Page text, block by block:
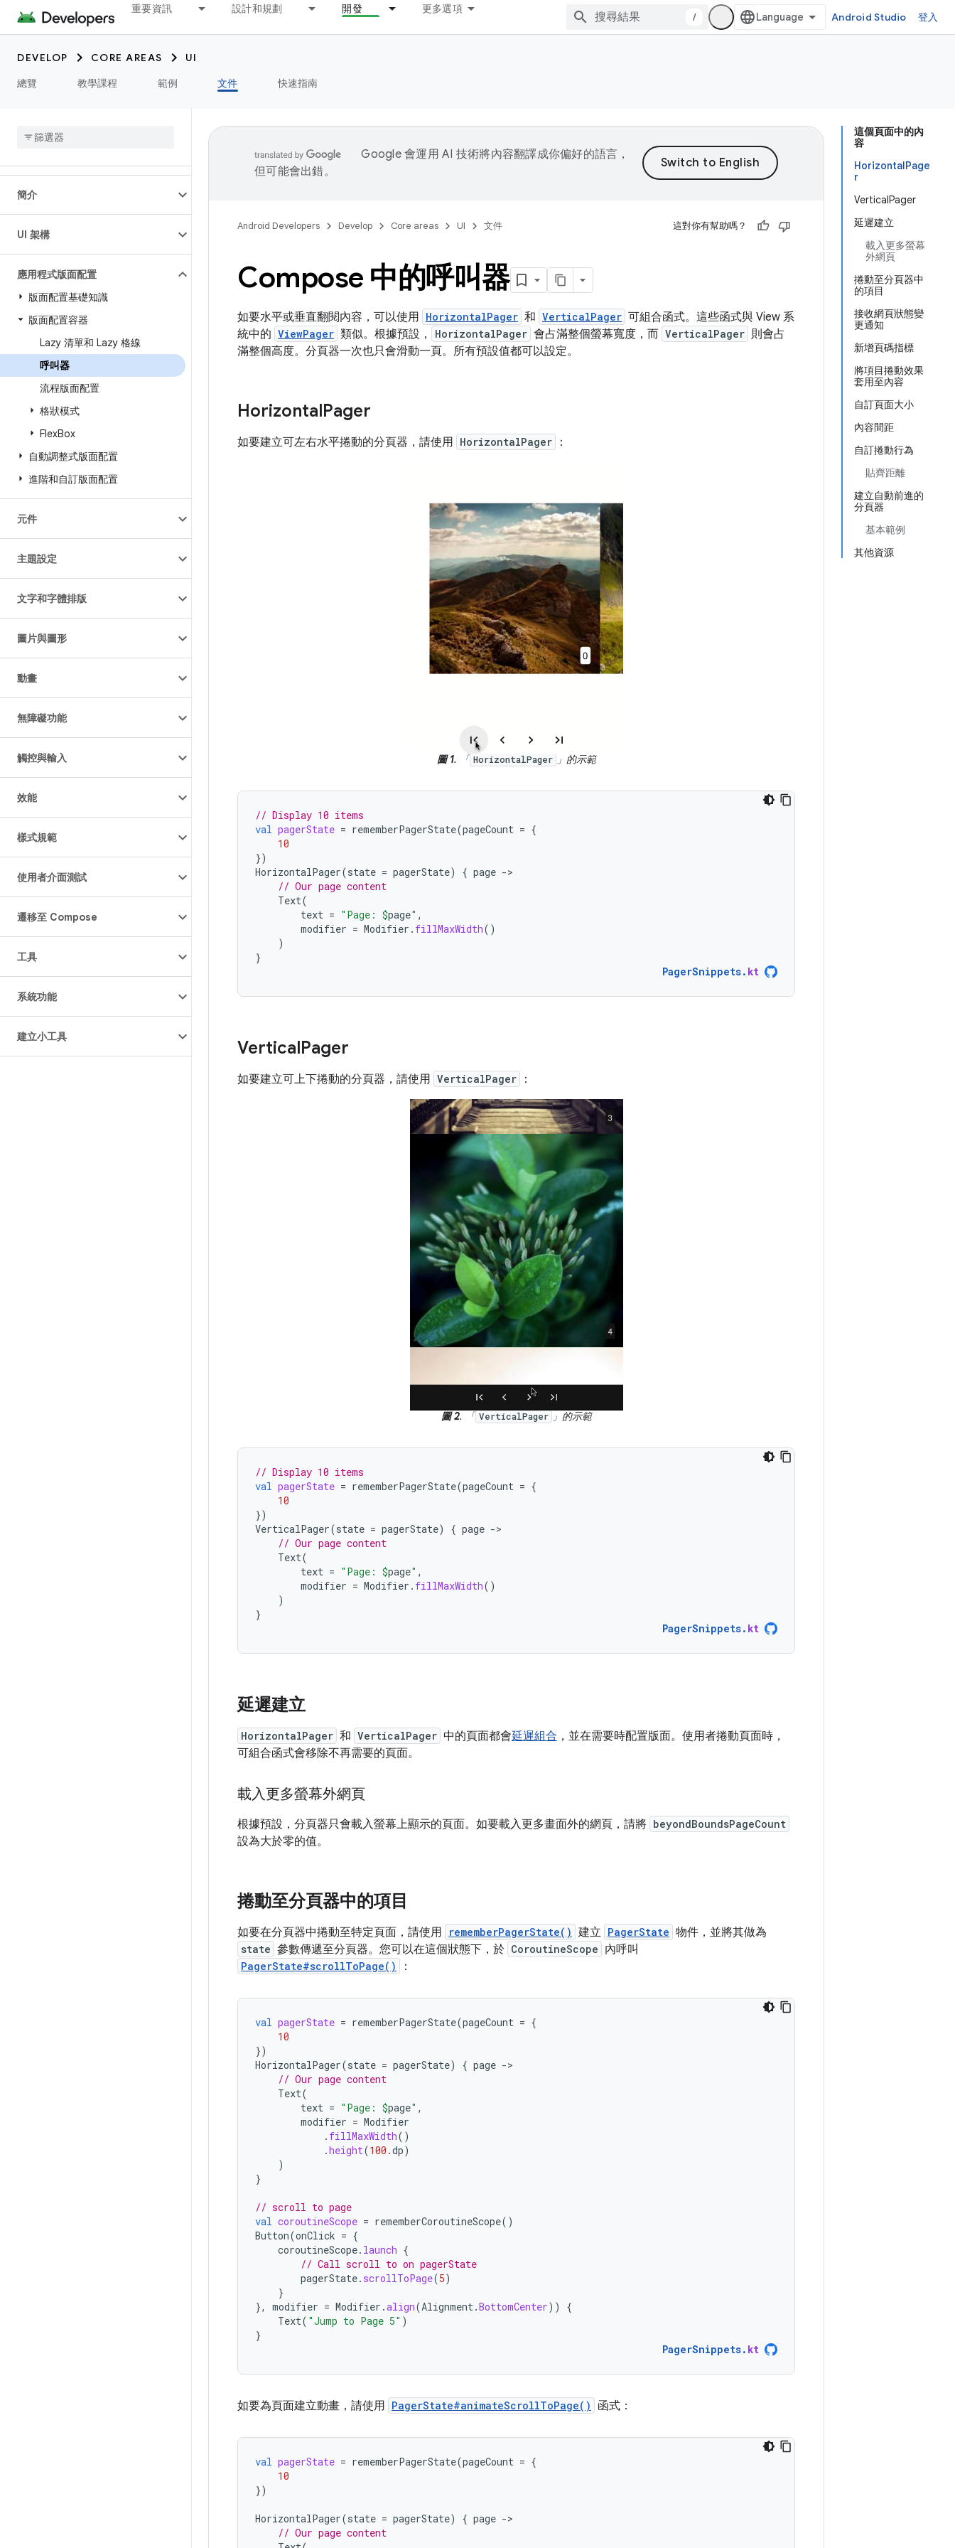
重要資訊 設計和規劃 開發 更多選項
/ Android Studio 登入
DEVELOP CORE AREAS
UI
總覽
教學課程 範例 文件 快速指南
簡介
UI 架構
應用程式版面配置
版面配置基礎知識
版面配置容器
Lazy 清單和 Lazy 格線
呼叫器
流程版面配置
格狀模式
FlexBox
自動調整式版面配置
進階和自訂版面配置
元件
主題設定
文字和字體排版
圖片與圖形
動畫
無障礙功能
觸控與輸入
效能
樣式規範
使用者介面測試
遷移至 Compose
工具
系統功能
建立小工具
這個頁面中的內
容
HorizontalPage
r
VerticalPager
延遲建立
載入更多螢幕
外網頁
捲動至分頁器中
的項目
接收網頁狀態變
更通知
新增頁碼指標
將項目捲動效果
套用至內容
自訂頁面大小
內容間距
自訂捲動行為
貼齊距離
建立自動前進的
分頁器
基本範例
其他資源
Google 會運用 AI 技術將內容翻譯成你偏好的語言，
但可能會出錯。
Android Developers Develop Core areas UI 文件 這對你有幫助嗎？
Compose 中的呼叫器
如要水平或垂直翻閱內容，可以使用 HorizontalPager 和 VerticalPager 可組合函式。這些函式與 View 系
統中的 ViewPager 類似。根據預設， HorizontalPager 會占滿整個螢幕寬度，而 VerticalPager 則會占
滿整個高度。分頁器一次也只會滑動一頁。所有預設值都可以設定。
HorizontalPager
如要建立可左右水平捲動的分頁器，請使用 HorizontalPager ：
圖 1. 「 HorizontalPager 」的示範
// Display 10 items
val pagerState = rememberPagerState(pageCount = {
10
})
HorizontalPager(state = pagerState) { page -
// Our page content
Text(
text = "Page: $page" ,
modifier = Modifier . fillMaxWidth()
)
}
PagerSnippets. kt
VerticalPager
如要建立可上下捲動的分頁器，請使用 VerticalPager ：
圖 2. 「 VerticalPager 」的示範
// Display 10 items
val pagerState = rememberPagerState(pageCount = {
10
})
VerticalPager(state = pagerState) { page -
// Our page content
Text(
text = "Page: $page" ,
modifier = Modifier . fillMaxWidth()
)
}
PagerSnippets. kt
延遲建立
HorizontalPager 和 VerticalPager 中的頁面都會延遲組合 ，並在需要時配置版面。使用者捲動頁面時，
可組合函式會移除不再需要的頁面。
載入更多螢幕外網頁
根據預設，分頁器只會載入螢幕上顯示的頁面。如要載入更多畫面外的網頁，請將 beyondBoundsPageCount
設為大於零的值。
捲動至分頁器中的項目
如要在分頁器中捲動至特定頁面，請使用 rememberPagerState() 建立 PagerState 物件，並將其做為
state 參數傳遞至分頁器。您可以在這個狀態下，於 CoroutineScope 內呼叫
PagerState#scrollToPage() ：
val pagerState = rememberPagerState(pageCount = {
10
})
HorizontalPager(state = pagerState) { page -
// Our page content
Text(
text = "Page: $page" ,
modifier = Modifier
. fillMaxWidth()
.height(100.dp)
)
}
// scroll to page
val coroutineScope = rememberCoroutineScope()
Button(onClick = {
coroutineScope. launch {
// Call scroll to on pagerState
pagerState. scrollToPage(5)
}
},
modifier = Modifier .align(Alignment.BottomCenter))
{
Text( "Jump to Page 5" )
}
PagerSnippets. kt
如要為頁面建立動畫，請使用 PagerState#animateScrollToPage() 函式：
val pagerState = rememberPagerState(pageCount = {
10
})
HorizontalPager(state = pagerState) { page -
// Our page content